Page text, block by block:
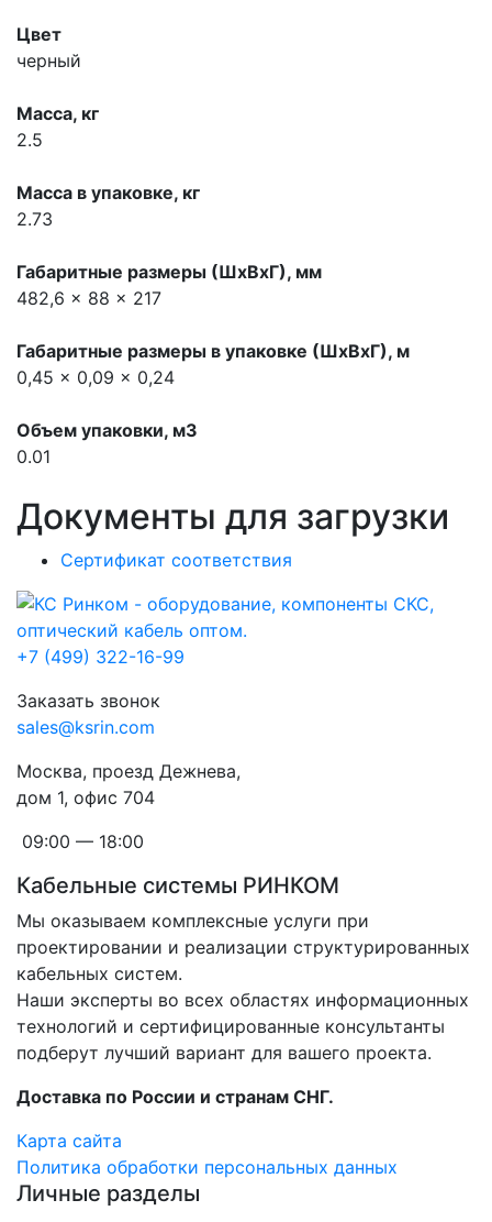
Цвет
черный
Масса, кг
2.5
Масса в упаковке, кг
2.73
Габаритные размеры (ШхВхГ), мм
482,6 x 88 x 217
Габаритные размеры в упаковке (ШхВхГ), м
0,45 x 0,09 x 0,24
Объем упаковки, м3
0.01
Документы для загрузки
Сертификат соответствия
+7 (499) 322-16-99
Заказать звонок
sales@ksrin.com
Москва, проезд Дежнева,
дом 1, офис 704
09:00 — 18:00
Кабельные системы РИНКОМ
Мы оказываем комплексные услуги при
проектировании и реализации структурированных
кабельных систем.
Наши эксперты во всех областях информационных
технологий и сертифицированные консультанты
подберут лучший вариант для вашего проекта.
Доставка по России и странам СНГ.
Карта сайта
Политика обработки персональных данных
Личные разделы